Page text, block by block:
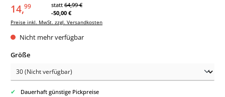
14,99 statt 64,99 €
-50,00 €
Preise inkl. MwSt. zzgl. Versandkosten
Nicht mehr verfügbar
Größeauswählen
✔ Dauerhaft günstige Pickpreise